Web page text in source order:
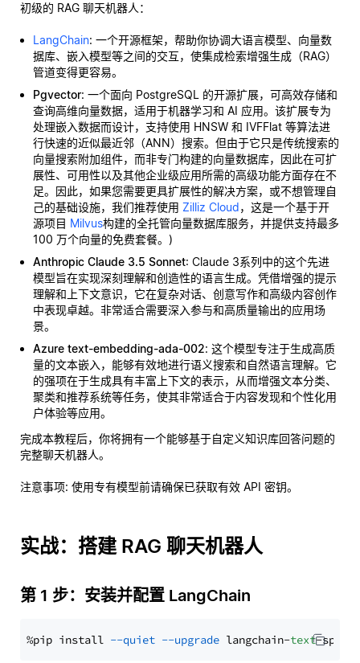
初级的 RAG 聊天机器人：
LangChain: 一个开源框架，帮助你协调大语言模型、向量数
据库、嵌入模型等之间的交互，使集成检索增强生成（RAG）
管道变得更容易。
Pgvector: 一个面向 PostgreSQL 的开源扩展，可高效存储和
查询高维向量数据，适用于机器学习和 AI 应用。该扩展专为
处理嵌入数据而设计，支持使用 HNSW 和 IVFFlat 等算法进
行快速的近似最近邻（ANN）搜索。但由于它只是传统搜索的
向量搜索附加组件，而非专门构建的向量数据库，因此在可扩
展性、可用性以及其他企业级应用所需的高级功能方面存在不
足。因此，如果您需要更具扩展性的解决方案，或不想管理自
己的基础设施，我们推荐使用 Zilliz Cloud，这是一个基于开
源项目 Milvus构建的全托管向量数据库服务，并提供支持最多
100 万个向量的免费套餐。)
Anthropic Claude 3.5 Sonnet: Claude 3系列中的这个先进
模型旨在实现深刻理解和创造性的语言生成。凭借增强的提示
理解和上下文意识，它在复杂对话、创意写作和高级内容创作
中表现卓越。非常适合需要深入参与和高质量输出的应用场
景。
Azure text-embedding-ada-002: 这个模型专注于生成高质
量的文本嵌入，能够有效地进行语义搜索和自然语言理解。它
的强项在于生成具有丰富上下文的表示，从而增强文本分类、
聚类和推荐系统等任务，使其非常适合于内容发现和个性化用
户体验等应用。
完成本教程后，你将拥有一个能够基于自定义知识库回答问题的
完整聊天机器人。
注意事项: 使用专有模型前请确保已获取有效 API 密钥。
实战：搭建 RAG 聊天机器人
第 1 步：安装并配置 LangChain
%pip install --quiet --upgrade langchain-text